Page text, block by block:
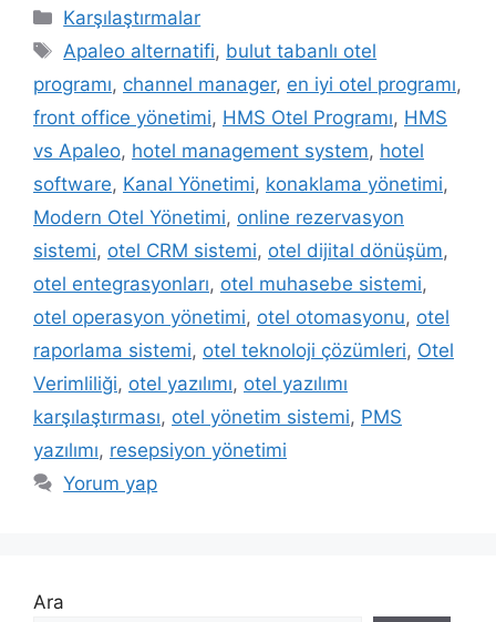
Kategoriler
Karşılaştırmalar
Etiketler
Apaleo alternatifi, bulut tabanlı otel
programı, channel manager, en iyi otel programı,
front office yönetimi, HMS Otel Programı, HMS
vs Apaleo, hotel management system, hotel
software, Kanal Yönetimi, konaklama yönetimi,
Modern Otel Yönetimi, online rezervasyon
sistemi, otel CRM sistemi, otel dijital dönüşüm,
otel entegrasyonları, otel muhasebe sistemi,
otel operasyon yönetimi, otel otomasyonu, otel
raporlama sistemi, otel teknoloji çözümleri, Otel
Verimliliği, otel yazılımı, otel yazılımı
karşılaştırması, otel yönetim sistemi, PMS
yazılımı, resepsiyon yönetimi
Yorum yap
Ara